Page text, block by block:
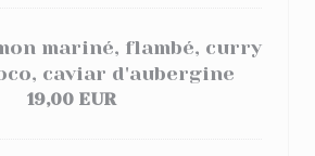
mariné, flambé, curry
caviar d'aubergine
19,00 EUR